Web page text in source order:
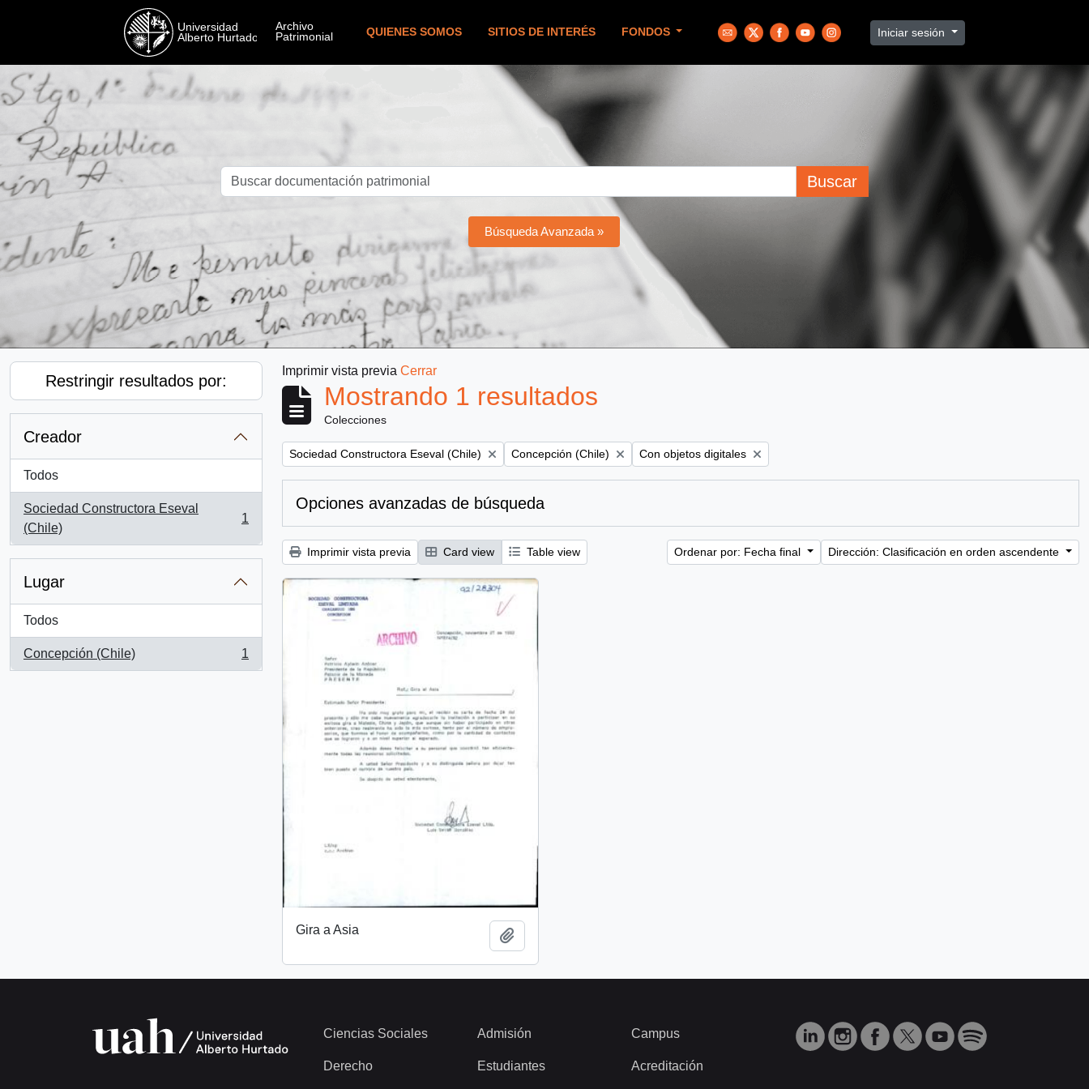
QUIENES SOMOS SITIOS DE INTERÉS FONDOS Iniciar sesión
Buscar
Búsqueda Avanzada »
Restringir resultados por:
Creador
Todos
Sociedad Constructora Eseval
(Chile)
, 1 resultados
1
Lugar
Todos
Concepción (Chile)
, 1 resultados
1
Imprimir vista previa Cerrar
Mostrando 1 resultados
Colecciones
Remove filter:
Sociedad Constructora Eseval (Chile) Remove filter:
Concepción (Chile) Remove filter:
Con objetos digitales
Opciones avanzadas de búsqueda
Imprimir vista previa Card view Table view Ordenar por: Fecha final Dirección: Clasificación en orden ascendente
Gira a Asia
Ciencias Sociales
Derecho
Admisión
Estudiantes
Campus
Acreditación